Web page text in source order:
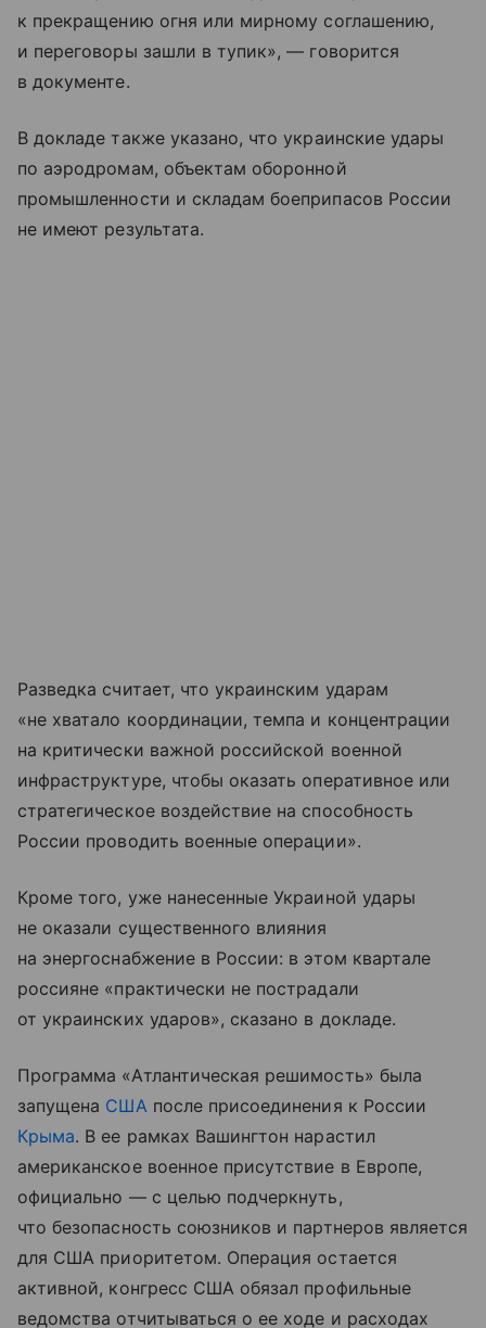
к прекращению огня или мирному соглашению,
и переговоры зашли в тупик», — говорится
в документе.
В докладе также указано, что украинские удары
по аэродромам, объектам оборонной
промышленности и складам боеприпасов России
не имеют результата.
Разведка считает, что украинским ударам
«не хватало координации, темпа и концентрации
на критически важной российской военной
инфраструктуре, чтобы оказать оперативное или
стратегическое воздействие на способность
России проводить военные операции».
Кроме того, уже нанесенные Украиной удары
не оказали существенного влияния
на энергоснабжение в России: в этом квартале
россияне «практически не пострадали
от украинских ударов», сказано в докладе.
Программа «Атлантическая решимость» была
запущена США после присоединения к России
Крыма. В ее рамках Вашингтон нарастил
американское военное присутствие в Европе,
официально — с целью подчеркнуть,
что безопасность союзников и партнеров является
для США приоритетом. Операция остается
активной, конгресс США обязал профильные
ведомства отчитываться о ее ходе и расходах